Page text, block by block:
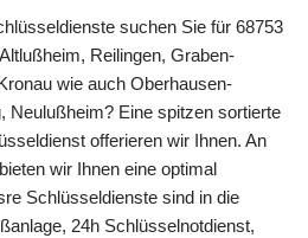
suchen Sie für 68753
Reilingen, Graben-
wie auch Oberhausen-
Neulußheim? Eine spitzen sortierte
offerieren wir Ihnen. An
wir Ihnen eine optimal
Schlüsseldienste sind in die
24h Schlüsselnotdienst,